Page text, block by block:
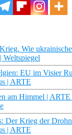
Wie
Weltspiegel
EU im Visier
| ARTE
am Himmel |
Der Krieg der
| ARTE